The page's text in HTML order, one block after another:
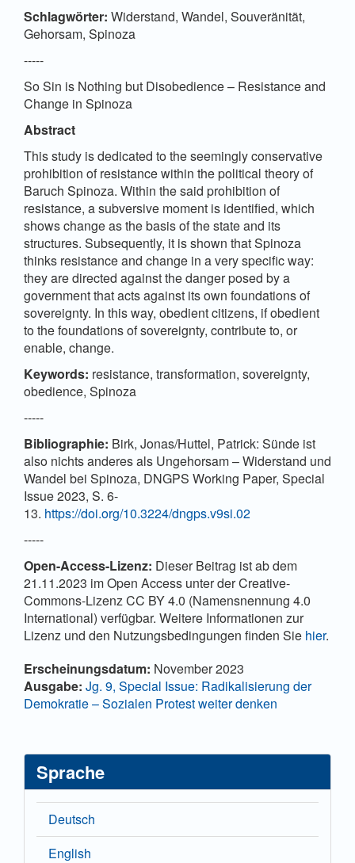
Schlagwörter: Widerstand, Wandel, Souveränität,
Gehorsam, Spinoza
-----
So Sin is Nothing but Disobedience – Resistance and
Change in Spinoza
Abstract
This study is dedicated to the seemingly conservative
prohibition of resistance within the political theory of
Baruch Spinoza. Within the said prohibition of
resistance, a subversive moment is identified, which
shows change as the basis of the state and its
structures. Subsequently, it is shown that Spinoza
thinks resistance and change in a very specific way:
they are directed against the danger posed by a
government that acts against its own foundations of
sovereignty. In this way, obedient citizens, if obedient
to the foundations of sovereignty, contribute to, or
enable, change.
Keywords: resistance, transformation, sovereignty,
obedience, Spinoza
-----
Bibliographie: Birk, Jonas/Huttel, Patrick: Sünde ist
also nichts anderes als Ungehorsam – Widerstand und
Wandel bei Spinoza, DNGPS Working Paper, Special
Issue 2023, S. 6-
13. https://doi.org/10.3224/dngps.v9si.02
-----
Open-Access-Lizenz: Dieser Beitrag ist ab dem
21.11.2023 im Open Access unter der Creative-
Commons-Lizenz CC BY 4.0 (Namensnennung 4.0
International) verfügbar. Weitere Informationen zur
Lizenz und den Nutzungsbedingungen finden Sie hier.
Artikel-
Details
Erscheinungsdatum: November 2023
Ausgabe: Jg. 9, Special Issue: Radikalisierung der
Demokratie – Sozialen Protest weiter denken
Sprache
Deutsch
English